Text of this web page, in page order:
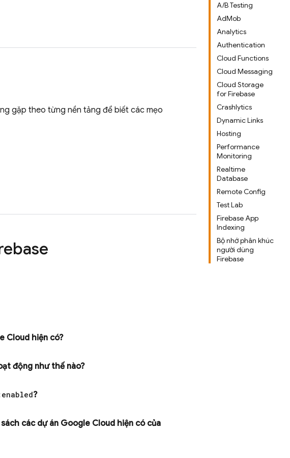
A/B Testing
AdMob
Analytics
Authentication
Cloud Functions
Cloud Messaging
Cloud Storage
for Firebase
Crashlytics
Dynamic Links
Hosting
Performance
Monitoring
Realtime
Database
Remote Config
Test Lab
Firebase App
Indexing
Bộ nhớ phân khúc
người dùng
Firebase
gặp theo từng nền tảng để biết các mẹo
Cloud hiện có?
động như thế nào?
?
các dự án Google Cloud hiện có của